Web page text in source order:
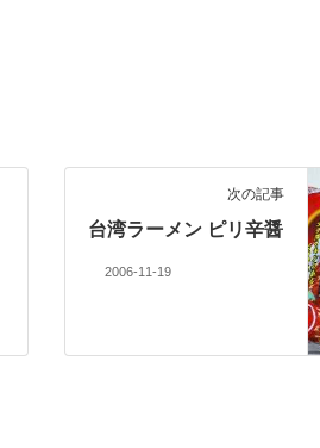
次の記事
台湾ラーメン ピリ辛醤
2006-11-19